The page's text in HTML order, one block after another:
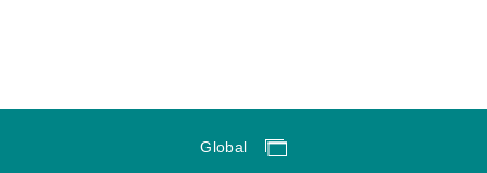
Global